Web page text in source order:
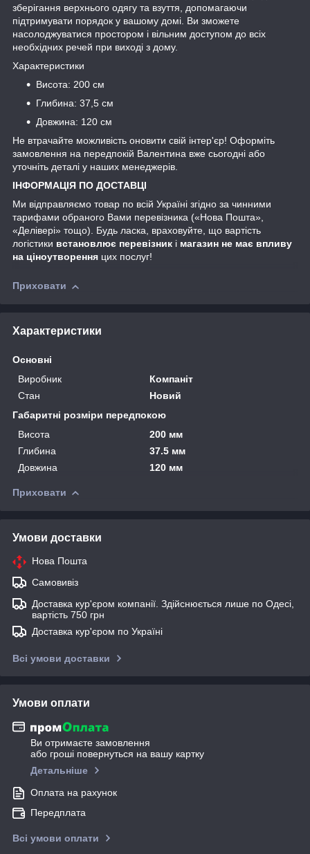
зберігання верхнього одягу та взуття, допомагаючи
підтримувати порядок у вашому домі. Ви зможете
насолоджуватися простором і вільним доступом до всіх
необхідних речей при виході з дому.
Характеристики
Висота: 200 см
Глибина: 37,5 см
Довжина: 120 см
Не втрачайте можливість оновити свій інтер'єр! Оформіть
замовлення на передпокій Валентина вже сьогодні або
уточніть деталі у наших менеджерів.
ІНФОРМАЦІЯ ПО ДОСТАВЦІ
Ми відправляємо товар по всій Україні згідно за чинними
тарифами обраного Вами перевізника («Нова Пошта»,
«Делівері» тощо). Будь ласка, враховуйте, що вартість
логістики встановлює перевізник і магазин не має впливу
на ціноутворення цих послуг!
Приховати
Характеристики
Основні
Виробник
Компаніт
Стан
Новий
Габаритні розміри передпокою
Висота
200 мм
Глибина
37.5 мм
Довжина
120 мм
Приховати
Умови доставки
Нова Пошта
Самовивіз
Доставка кур'єром компанії. Здійснюється лише по Одесі,
вартість 750 грн
Доставка кур'єром по Україні
Всі умови доставки
Умови оплати
Ви отримаєте замовлення
або гроші повернуться на вашу картку
Детальніше
Оплата на рахунок
Передплата
Всі умови оплати